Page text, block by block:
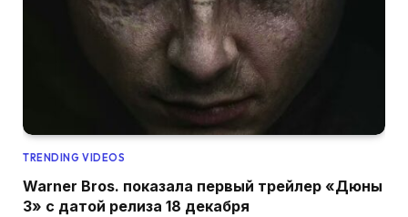
TRENDING VIDEOS
Warner Bros. показала первый трейлер «Дюны
3» с датой релиза 18 декабря